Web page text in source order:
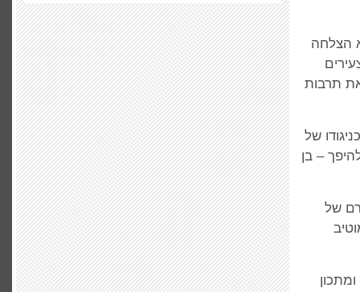
הצלחה
תרבות
של
– בן
סיפורם של